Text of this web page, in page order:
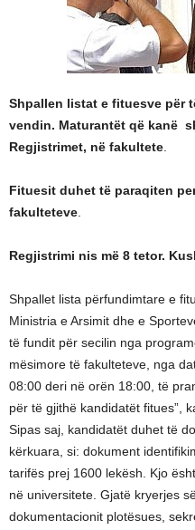
Shpallen listat e fituesve për
vendin. Maturantët që kanë
Regjistrimet, në fakultete
Fituesit duhet të paraqiten
fakulteteve
Regjistrimi nis më 8 tetor.
Shpallet lista përfundimtare e
Ministria e Arsimit dhe e
të fundit për secilin nga
mësimore të fakulteteve, nga
08:00 deri në orën 18:00, të
për të gjithë kandidatët fitues”,
Sipas saj, kandidatët duhet të
kërkuara, si: dokument
tarifës prej 1600 lekësh. Kjo
në universitete. Gjatë kryerjes
dokumentacionit plotësues,